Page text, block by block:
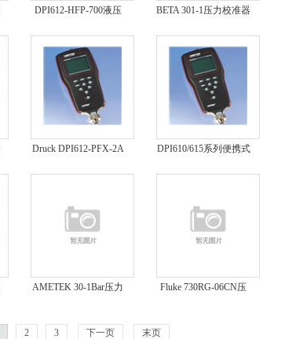
DPI612-HFP-700液压
BETA 301-1压力校准器
Druck DPI612-PFX-2A
DPI610/615系列便携式
AMETEK 30-1Bar压力
Fluke 730RG-06CN压
2 3 下一页 末页